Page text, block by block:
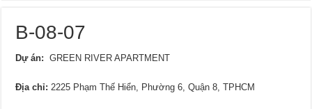
B-08-07
Dự án: GREEN RIVER APARTMENT
Địa chỉ: 2225 Phạm Thế Hiển, Phường 6, Quận 8, TPHCM